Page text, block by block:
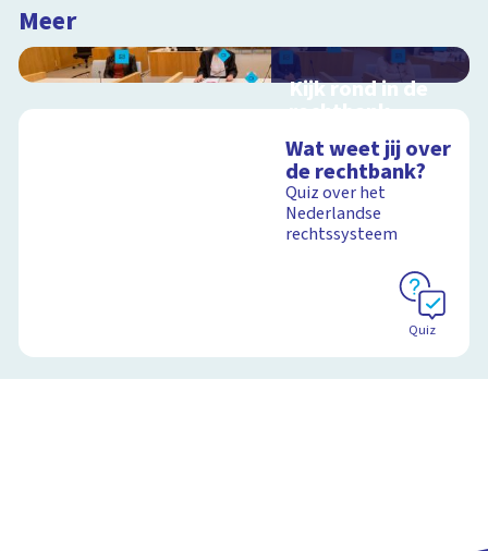
Meer
Kijk rond in de
rechtbank
schoolplaat over
rechtspraak in
Nederland
Schoolplaat
Wat weet jij over
de rechtbank?
Quiz over het
Nederlandse
rechtssysteem
Quiz